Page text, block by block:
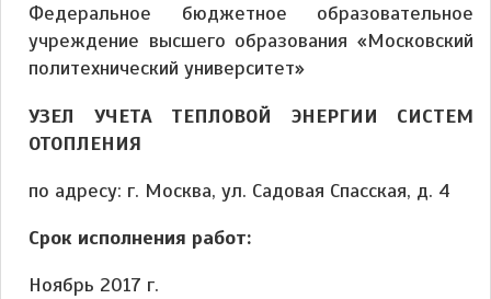
Федеральное бюджетное образовательное
учреждение высшего образования «Московский
политехнический университет»
УЗЕЛ УЧЕТА ТЕПЛОВОЙ ЭНЕРГИИ СИСТЕМ
ОТОПЛЕНИЯ
по адресу: г. Москва, ул. Садовая Спасская, д. 4
Срок исполнения работ:
Ноябрь 2017 г.